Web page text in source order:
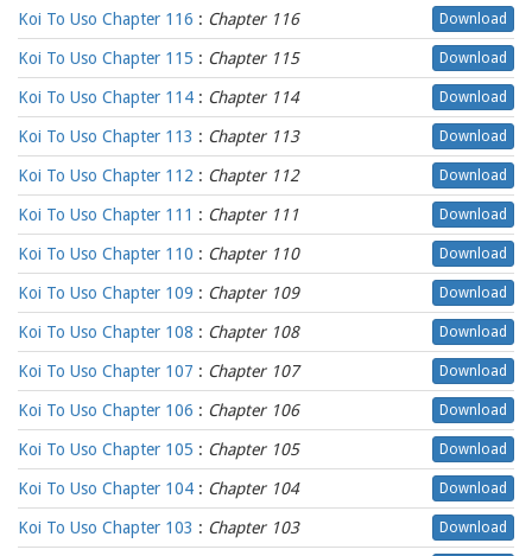
Koi To Uso Chapter 116 : Chapter 116 Download
Koi To Uso Chapter 115 : Chapter 115 Download
Koi To Uso Chapter 114 : Chapter 114 Download
Koi To Uso Chapter 113 : Chapter 113 Download
Koi To Uso Chapter 112 : Chapter 112 Download
Koi To Uso Chapter 111 : Chapter 111 Download
Koi To Uso Chapter 110 : Chapter 110 Download
Koi To Uso Chapter 109 : Chapter 109 Download
Koi To Uso Chapter 108 : Chapter 108 Download
Koi To Uso Chapter 107 : Chapter 107 Download
Koi To Uso Chapter 106 : Chapter 106 Download
Koi To Uso Chapter 105 : Chapter 105 Download
Koi To Uso Chapter 104 : Chapter 104 Download
Koi To Uso Chapter 103 : Chapter 103 Download